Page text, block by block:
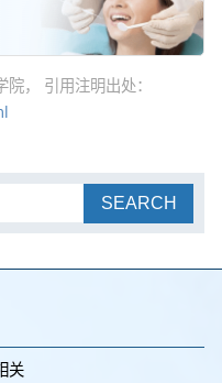
， 引用注明出处：
SEARCH
关